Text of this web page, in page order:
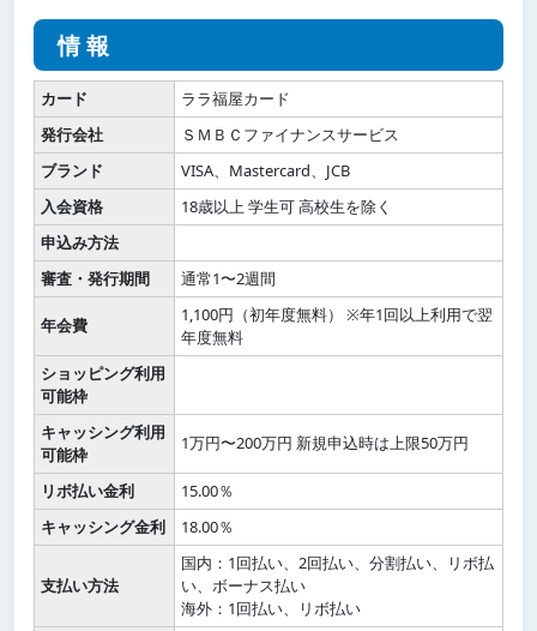
情報
カード
ララ福屋カード
発行会社
ＳＭＢＣファイナンスサービス
ブランド
VISA、Mastercard、JCB
入会資格
18歳以上 学生可 高校生を除く
申込み方法
審査・発行期間
通常1〜2週間
年会費
1,100円（初年度無料） ※年1回以上利用で翌
年度無料
ショッピング利用
可能枠
キャッシング利用
可能枠
1万円〜200万円 新規申込時は上限50万円
リボ払い金利
15.00％
キャッシング金利
18.00％
支払い方法
国内：1回払い、2回払い、分割払い、リボ払
い、ボーナス払い
海外：1回払い、リボ払い